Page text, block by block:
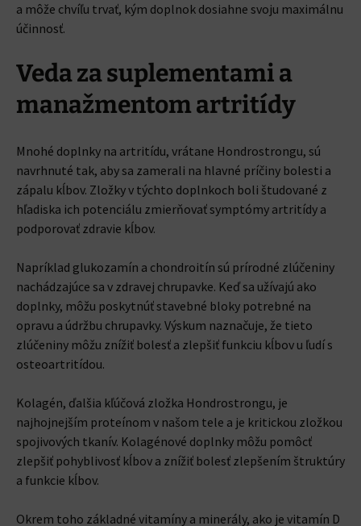
a môže chvíľu trvať, kým doplnok dosiahne svoju maximálnu
účinnosť.
Veda za suplementami a
manažmentom artritídy
Mnohé doplnky na artritídu, vrátane Hondrostrongu, sú
navrhnuté tak, aby sa zamerali na hlavné príčiny bolesti a
zápalu kĺbov. Zložky v týchto doplnkoch boli študované z
hľadiska ich potenciálu zmierňovať symptómy artritídy a
podporovať zdravie kĺbov.
Napríklad glukozamín a chondroitín sú prírodné zlúčeniny
nachádzajúce sa v zdravej chrupavke. Keď sa užívajú ako
doplnky, môžu poskytnúť stavebné bloky potrebné na
opravu a údržbu chrupavky. Výskum naznačuje, že tieto
zlúčeniny môžu znížiť bolesť a zlepšiť funkciu kĺbov u ľudí s
osteoartritídou.
Kolagén, ďalšia kľúčová zložka Hondrostrongu, je
najhojnejším proteínom v našom tele a je kritickou zložkou
spojivových tkanív. Kolagénové doplnky môžu pomôcť
zlepšiť pohyblivosť kĺbov a znížiť bolesť zlepšením štruktúry
a funkcie kĺbov.
Okrem toho základné vitamíny a minerály, ako je vitamín D